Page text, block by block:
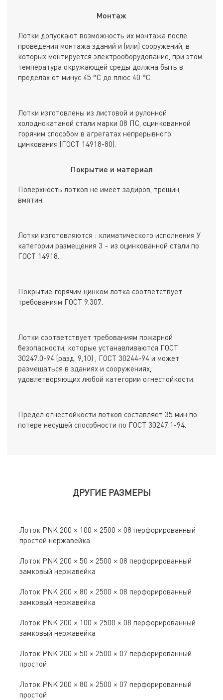
Монтаж
Лотки допускают возможность их монтажа после
проведения монтажа зданий и (или) сооружений, в
которых монтируется электрооборудование, при этом
температура окружающей среды должна быть в
пределах от минус 45 °С до плюс 40 °С.
Лотки изготовлены из листовой и рулонной
холоднокатаной стали марки 08 ПС, оцинкованной
горячим способом в агрегатах непрерывного
цинкования (ГОСТ 14918-80).
Покрытие и материал
Поверхность лотков не имеет задиров, трещин,
вмятин.
Лотки изготовляются : климатического исполнения У
категории размещения 3 – из оцинкованной стали по
ГОСТ 14918.
Покрытие горячим цинком лотка соответствует
требованиям ГОСТ 9.307.
Лотки соответствует требованиям пожарной
безопасности, которые устанавливаются ГОСТ
30247.0-94 (разд. 9,10) , ГОСТ 30244-94 и может
размещаться в зданиях и сооружениях,
удовлетворяющих любой категории огнестойкости.
Предел огнестойкости лотков составляет 35 мин по
потере несущей способности по ГОСТ 30247.1-94.
ДРУГИЕ РАЗМЕРЫ
Лоток PNK 200 × 100 × 2500 × 08 перфорированный
простой нержавейка
Лоток PNK 200 × 50 × 2500 × 08 перфорированный
замковый нержавейка
Лоток PNK 200 × 80 × 2500 × 08 перфорированный
замковый нержавейка
Лоток PNK 200 × 100 × 2500 × 08 перфорированный
замковый нержавейка
Лоток PNK 200 × 50 × 2500 × 07 перфорированный
простой
Лоток PNK 200 × 80 × 2500 × 07 перфорированный
простой